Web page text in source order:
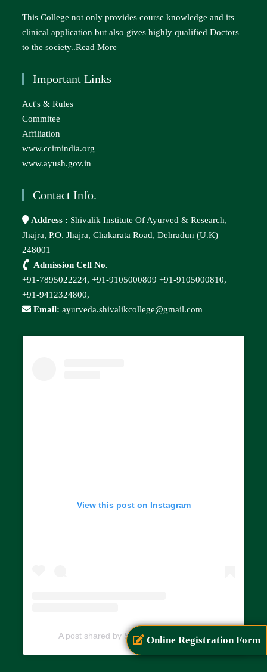
Online Registration Form
This College not only provides course knowledge and its
clinical application but also gives highly qualified Doctors
to the society..Read More
Important Links
Act's & Rules
Commitee
Affiliation
www.ccimindia.org
www.ayush.gov.in
Contact Info.
Address : Shivalik Institute Of Ayurved & Research,
Jhajra, P.O. Jhajra, Chakarata Road, Dehradun (U.K) –
248001
Admission Cell No.
+91-7895022224,+91-9105000809 +91-9105000810,
+91-9412324800,
Email: ayurveda.shivalikcollege@gmail.com
View this post on Instagram
A post shared by SIAR (@siarayurveda)